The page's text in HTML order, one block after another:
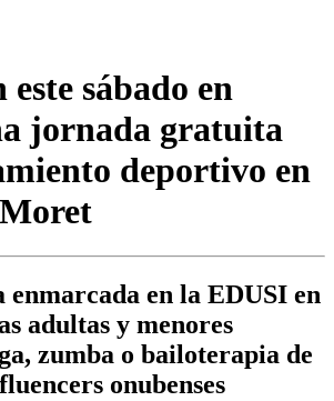
sábado en
jornada gratuita
deportivo en
en la EDUSI en
adultas y menores
zumba o bailoterapia de
onubenses